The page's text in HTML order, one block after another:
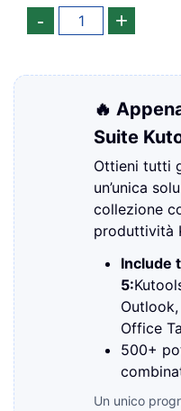
🔥
Suite
Ottieni tutti
un’unica
collezione
produttività
Include
5:
Office
500+
Un unico